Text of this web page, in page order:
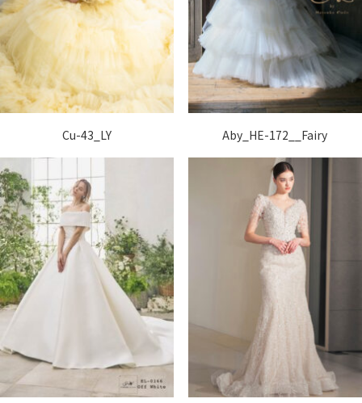
Cu-43_LY Aby_HE-172__Fairy